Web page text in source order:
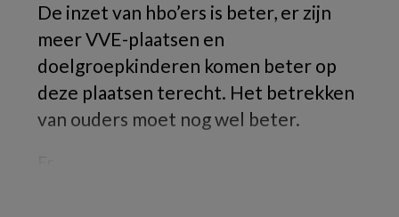
De inzet van hbo’ers is beter, er zijn
meer VVE-plaatsen en
doelgroepkinderen komen beter op
deze plaatsen terecht. Het betrekken
van ouders moet nog wel beter.